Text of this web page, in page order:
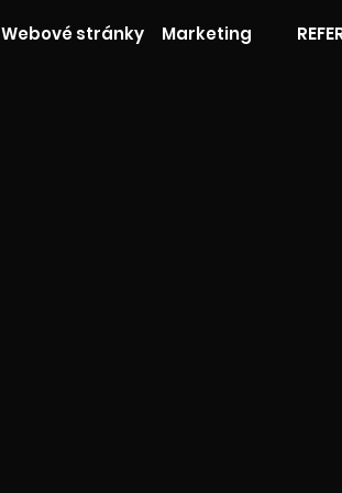
Webové stránky Marketing